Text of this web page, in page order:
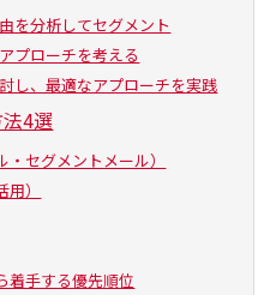
を分析してセグメント
プローチを考える
し、最適なアプローチを実践
4選
セグメントメール）
）
着手する優先順位